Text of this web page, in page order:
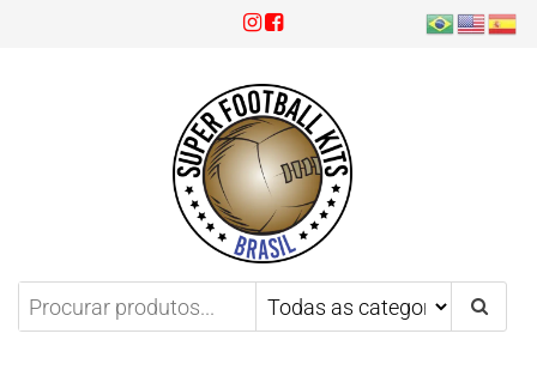
Super Football KitsAproveite 3x sem juros!